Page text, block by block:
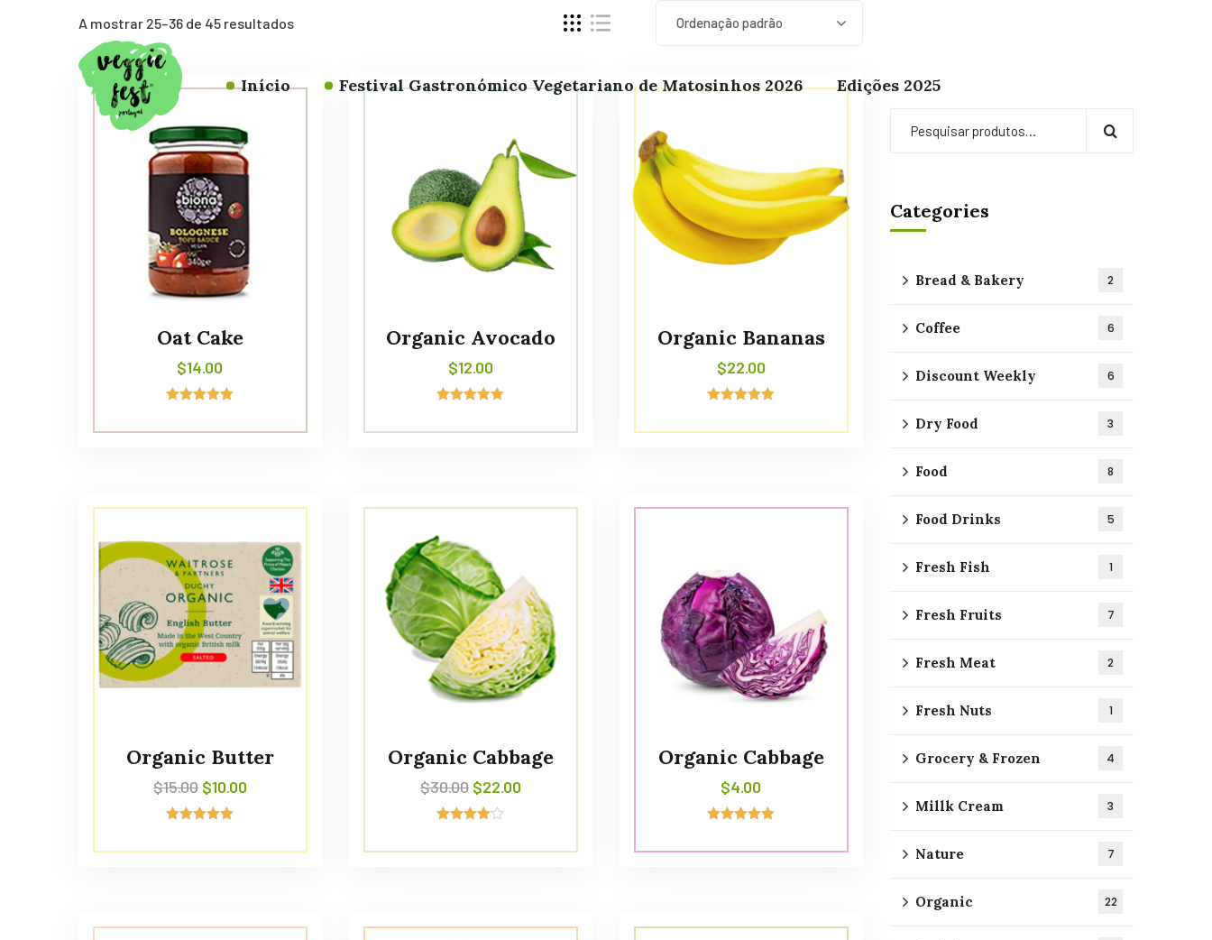
Início Festival Gastronómico Vegetariano de Matosinhos 2026 Edições 2025
A mostrar 25–36 de 45 resultados Ordenação padrão
Oat Cake
$14.00
Organic Avocado
$12.00
Organic Bananas
$22.00
Organic Butter
$15.00 $10.00
Organic Cabbage
$30.00 $22.00
Organic Cabbage
$4.00
Categories
Bread & Bakery 2
Coffee 6
Discount Weekly 6
Dry Food 3
Food 8
Food Drinks 5
Fresh Fish 1
Fresh Fruits 7
Fresh Meat 2
Fresh Nuts 1
Grocery & Frozen 4
Millk Cream 3
Nature 7
Organic 22